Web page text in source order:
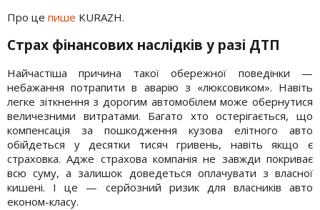
Про це пише KURAZH.
Страх фінансових наслідків у разі ДТП
Найчастіша причина такої обережної поведінки —
небажання потрапити в аварію з «люксовиком». Навіть
легке зіткнення з дорогим автомобілем може обернутися
величезними витратами. Багато хто остерігається, що
компенсація за пошкодження кузова елітного авто
обійдеться у десятки тисяч гривень, навіть якщо є
страховка. Адже страхова компанія не завжди покриває
всю суму, а залишок доведеться оплачувати з власної
кишені. І це — серйозний ризик для власників авто
економ-класу.